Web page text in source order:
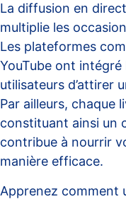
La diffusion en
multiplie les
Les plateformes
YouTube ont
utilisateurs d’attirer
Par ailleurs, chaque
constituant ainsi un
contribue à nourrir
manière efficace.
Apprenez comment